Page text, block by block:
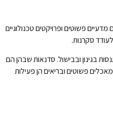
פשוטים ופרויקטים טכנולוגיים
סקרנות.
בגינון ובבישול. סדנאות שבהן הם
פשוטים ובריאים הן פעילות